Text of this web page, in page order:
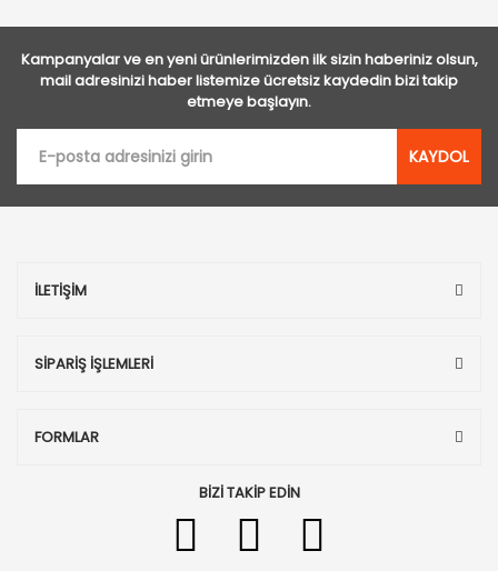
Kampanyalar ve en yeni ürünlerimizden ilk sizin haberiniz olsun,
mail adresinizi haber listemize ücretsiz kaydedin bizi takip
etmeye başlayın.
KAYDOL
İLETİŞİM
SİPARİŞ İŞLEMLERİ
FORMLAR
BİZİ TAKİP EDİN